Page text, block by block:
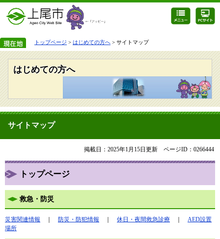
トップページ > はじめての方へ > サイトマップ
はじめての方へ
サイトマップ
掲載日：2025年1月15日更新 ページID：0266444
トップページ
救急・防災
災害関連情報 ｜ 防災・防犯情報 ｜ 休日・夜間救急診療 ｜ AED設置
場所